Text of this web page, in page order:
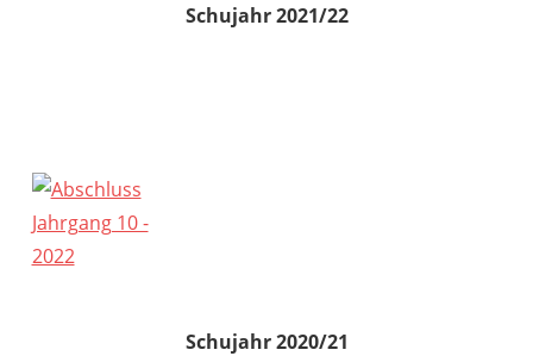
Schujahr 2021/22
Schujahr 2020/21